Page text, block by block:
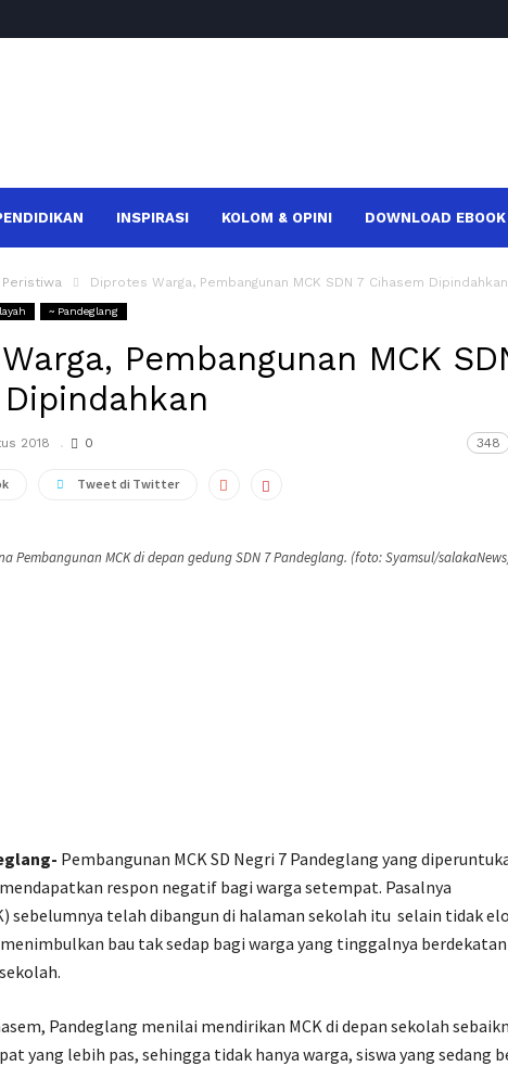
INSPIRASI KOLOM & OPINI DOWNLOAD EBOOK
Peristiwa Diprotes Warga, Pembangunan MCK SDN 7 Cihasem Dipindahkan
~ Pandeglang
Pembangunan MCK
2018 0 348
Tweet di Twitter
Pembangunan MCK di depan gedung SDN 7 Pandeglang. (foto: Syamsul/
Pembangunan MCK SD Negri 7 Pandeglang yang
respon negatif bagi warga setempat. Pasalnya
sebelumnya telah dibangun di halaman sekolah itu selain tidak
bau tak sedap bagi warga yang tinggalnya berdekatan
Pandeglang menilai mendirikan MCK di depan sekolah
yang lebih pas, sehingga tidak hanya warga, siswa yang sedang